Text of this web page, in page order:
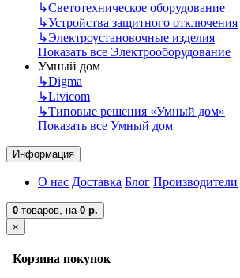
↳Светотехническое оборудование
↳Устройства защитного отключения
↳Электроустановочные изделия
Показать все Электрооборудование
Умный дом
↳Digma
↳Livicom
↳Типовые решения «Умный дом»
Показать все Умный дом
Информация
О нас Доставка Блог Производители
0 товаров, на 0 р.
×
Корзина покупок